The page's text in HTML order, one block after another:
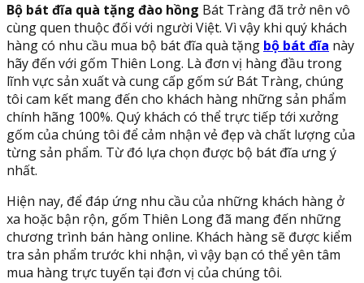
Bộ bát đĩa quà tặng đào hồng Bát Tràng đã trở nên vô
cùng quen thuộc đối với người Việt. Vì vậy khi quý khách
hàng có nhu cầu mua bộ bát đĩa quà tặng bộ bát đĩa này
hãy đến với gốm Thiên Long. Là đơn vị hàng đầu trong
lĩnh vực sản xuất và cung cấp gốm sứ Bát Tràng, chúng
tôi cam kết mang đến cho khách hàng những sản phẩm
chính hãng 100%. Quý khách có thể trực tiếp tới xưởng
gốm của chúng tôi để cảm nhận vẻ đẹp và chất lượng của
từng sản phẩm. Từ đó lựa chọn được bộ bát đĩa ưng ý
nhất.
Hiện nay, để đáp ứng nhu cầu của những khách hàng ở
xa hoặc bận rộn, gốm Thiên Long đã mang đến những
chương trình bán hàng online. Khách hàng sẽ được kiểm
tra sản phẩm trước khi nhận, vì vậy bạn có thể yên tâm
mua hàng trực tuyến tại đơn vị của chúng tôi.